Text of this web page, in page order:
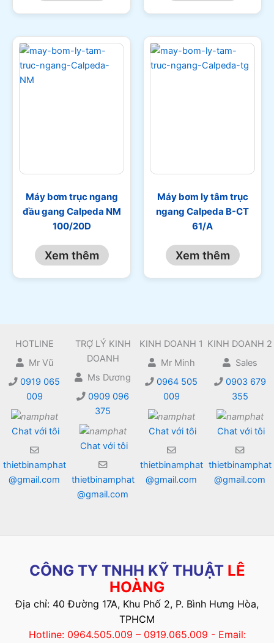
Máy bơm trục ngang
đầu gang Calpeda NM
100/20D
Xem thêm
Máy bơm ly tâm trục
ngang Calpeda B-CT
61/A
Xem thêm
HOTLINE
Mr Vũ
0919 065
009
Chat với tôi
thietbinamphat
@gmail.com
TRỢ LÝ KINH
DOANH
Ms Dương
0909 096
375
Chat với tôi
thietbinamphat
@gmail.com
KINH DOANH 1
Mr Minh
0964 505
009
Chat với tôi
thietbinamphat
@gmail.com
KINH DOANH 2
Sales
0903 679
355
Chat với tôi
thietbinamphat
@gmail.com
CÔNG TY TNHH KỸ THUẬT LÊ
HOÀNG
Địa chỉ: 40 Đường 17A, Khu Phố 2, P. Bình Hưng Hòa,
TPHCM
Hotline: 0964.505.009 – 0919.065.009 - Email: